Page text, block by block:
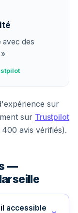
avec des
sur
sur Trustpilot
avis vérifiés).
—
accessible